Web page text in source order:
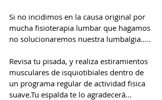
Si no incidimos en la causa original por
mucha fisioterapia lumbar que hagamos
no solucionaremos nuestra lumbalgia.....
Revisa tu pisada, y realiza estiramientos
musculares de isquiotibiales dentro de
un programa regular de actividad fisica
suave.Tu espalda te lo agradecerá...